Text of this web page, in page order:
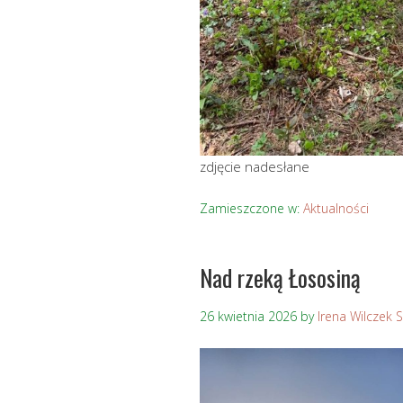
zdjęcie nadesłane
Zamieszczone w: Aktualności
Nad rzeką Łososiną
26 kwietnia 2026 by Irena Wilczek